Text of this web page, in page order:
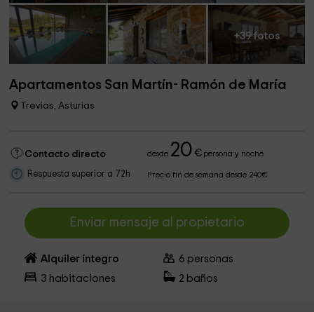
+39 fotos
Apartamentos San Martín- Ramón de María
Trevias, Asturias
Contacto directo desde 20 €persona y noche
Respuesta superior a 72h Precio fin de semana desde 240€
Enviar mensaje al propietario
Alquiler íntegro 6 personas
3 habitaciones 2 baños